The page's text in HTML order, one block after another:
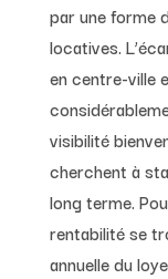
par une forme
locatives.
en centre-ville
visibilité
cherchent à
long terme.
rentabilité se
annuelle du